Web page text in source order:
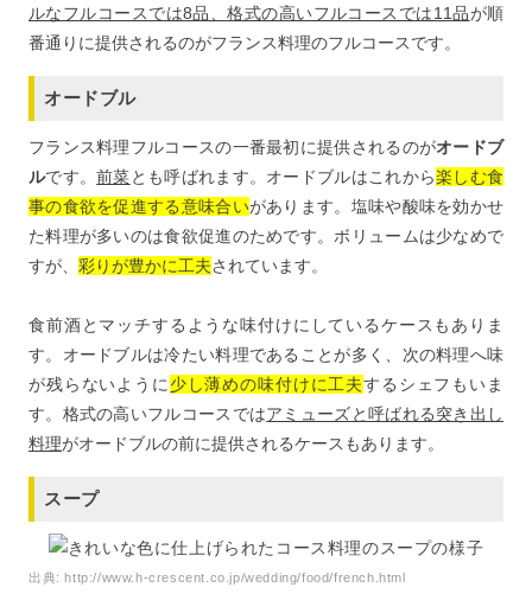
ルなフルコースでは8品、格式の高いフルコースでは11品が順
番通りに提供されるのがフランス料理のフルコースです。
オードブル
フランス料理フルコースの一番最初に提供されるのがオードブ
ルです。前菜とも呼ばれます。オードブルはこれから楽しむ食
事の食欲を促進する意味合いがあります。塩味や酸味を効かせ
た料理が多いのは食欲促進のためです。ボリュームは少なめで
すが、 彩りが豊かに工夫されています。
食前酒とマッチするような味付けにしているケースもありま
す。オードブルは冷たい料理であることが多く、次の料理へ味
が残らないように 少し薄めの味付けに工夫するシェフもいま
す。格式の高いフルコースではアミューズと呼ばれる突き出し
料理がオードブルの前に提供されるケースもあります。
スープ
出典:http://www.h-crescent.co.jp/wedding/food/french.html